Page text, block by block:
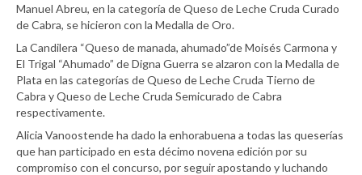
Manuel Abreu, en la categoría de Queso de Leche Cruda Curado
de Cabra, se hicieron con la Medalla de Oro.
La Candilera “Queso de manada, ahumado”de Moisés Carmona y
El Trigal “Ahumado” de Digna Guerra se alzaron con la Medalla de
Plata en las categorías de Queso de Leche Cruda Tierno de
Cabra y Queso de Leche Cruda Semicurado de Cabra
respectivamente.
Alicia Vanoostende ha dado la enhorabuena a todas las queserías
que han participado en esta décimo novena edición por su
compromiso con el concurso, por seguir apostando y luchando